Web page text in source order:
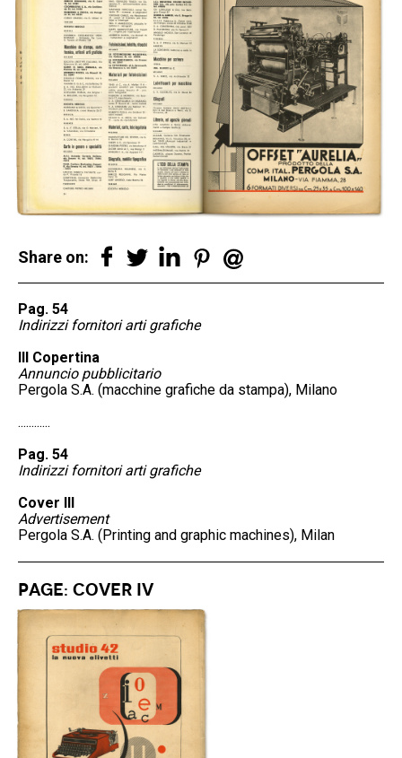
Share on:
Pag. 54
Indirizzi fornitori arti grafiche
III Copertina
Annuncio pubblicitario
Pergola S.A. (macchine grafiche da stampa), Milano
............
Pag. 54
Indirizzi fornitori arti grafiche
Cover III
Advertisement
Pergola S.A. (Printing and graphic machines), Milan
Page: Cover IV